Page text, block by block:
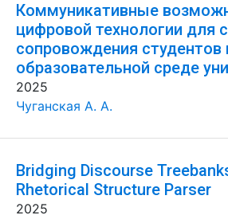
Коммуникативные
цифровой технологии для
сопровождения студентов
образовательной среде
2025
Чуганская А. А.
Bridging Discourse
Rhetorical Structure Parser
2025